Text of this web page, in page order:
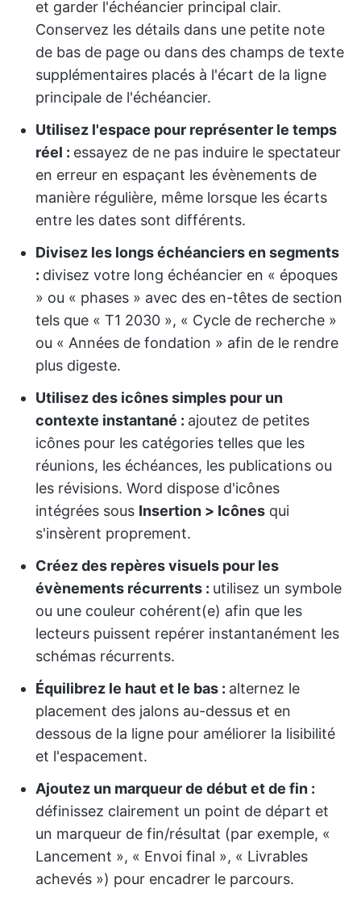
et garder l'échéancier principal clair.
Conservez les détails dans une petite note
de bas de page ou dans des champs de texte
supplémentaires placés à l'écart de la ligne
principale de l'échéancier.
Utilisez l'espace pour représenter le temps
réel : essayez de ne pas induire le spectateur
en erreur en espaçant les évènements de
manière régulière, même lorsque les écarts
entre les dates sont différents.
Divisez les longs échéanciers en segments
: divisez votre long échéancier en « époques
» ou « phases » avec des en-têtes de section
tels que « T1 2030 », « Cycle de recherche »
ou « Années de fondation » afin de le rendre
plus digeste.
Utilisez des icônes simples pour un
contexte instantané : ajoutez de petites
icônes pour les catégories telles que les
réunions, les échéances, les publications ou
les révisions. Word dispose d'icônes
intégrées sous Insertion > Icônes qui
s'insèrent proprement.
Créez des repères visuels pour les
évènements récurrents : utilisez un symbole
ou une couleur cohérent(e) afin que les
lecteurs puissent repérer instantanément les
schémas récurrents.
Équilibrez le haut et le bas : alternez le
placement des jalons au-dessus et en
dessous de la ligne pour améliorer la lisibilité
et l'espacement.
Ajoutez un marqueur de début et de fin :
définissez clairement un point de départ et
un marqueur de fin/résultat (par exemple, «
Lancement », « Envoi final », « Livrables
achevés ») pour encadrer le parcours.